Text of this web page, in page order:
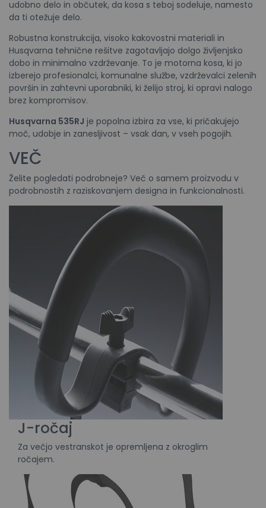
udobno delo in občutek, da kosa s teboj sodeluje, namesto
da ti otežuje delo.
Robustna konstrukcija, visoko kakovostni materiali in
Husqvarna tehnične rešitve zagotavljajo dolgo življenjsko
dobo in minimalno vzdrževanje. To je motorna kosa, ki jo
izberejo profesionalci, komunalne službe, vzdrževalci zelenih
površin in zahtevni uporabniki, ki želijo stroj, ki opravi nalogo
brez kompromisov.
Husqvarna 535RJ je popolna izbira za vse, ki pričakujejo
moč, udobje in zanesljivost – vsak dan, v vseh pogojih.
VEČ
Želite pogledati podrobneje? Več o samem proizvodu v
podrobnostih z raziskovanjem designa in funkcionalnosti.
J-ročaj
Za večjo vestranskot je opremljena z okroglim
ročajem.